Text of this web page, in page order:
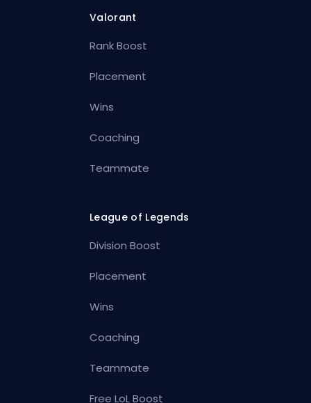
Valorant
Rank Boost
Placement
Wins
Coaching
Teammate
League of Legends
Division Boost
Placement
Wins
Coaching
Teammate
Free LoL Boost